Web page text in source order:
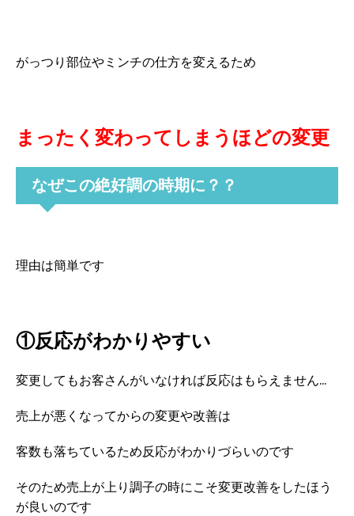
がっつり部位やミンチの仕方を変えるため
まったく変わってしまうほどの変更
なぜこの絶好調の時期に？？
理由は簡単です
①反応がわかりやすい
変更してもお客さんがいなければ反応はもらえません...
売上が悪くなってからの変更や改善は
客数も落ちているため反応がわかりづらいのです
そのため売上が上り調子の時にこそ変更改善をしたほう
が良いのです